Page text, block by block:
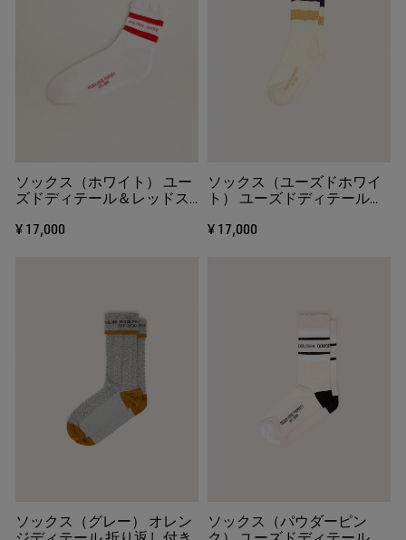
ソックス（ホワイト） ユー
ズドディテール＆レッドス
¥ 17,000
ソックス（ユーズドホワイ
ト） ユーズドディテール＆
¥ 17,000
ソックス（グレー） オレン
ソックス（パウダーピン